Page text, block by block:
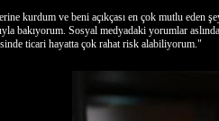
kurdum ve beni açıkçası en çok mutlu
bakıyorum. Sosyal medyadaki yorumlar
ticari hayatta çok rahat risk alabiliyorum."